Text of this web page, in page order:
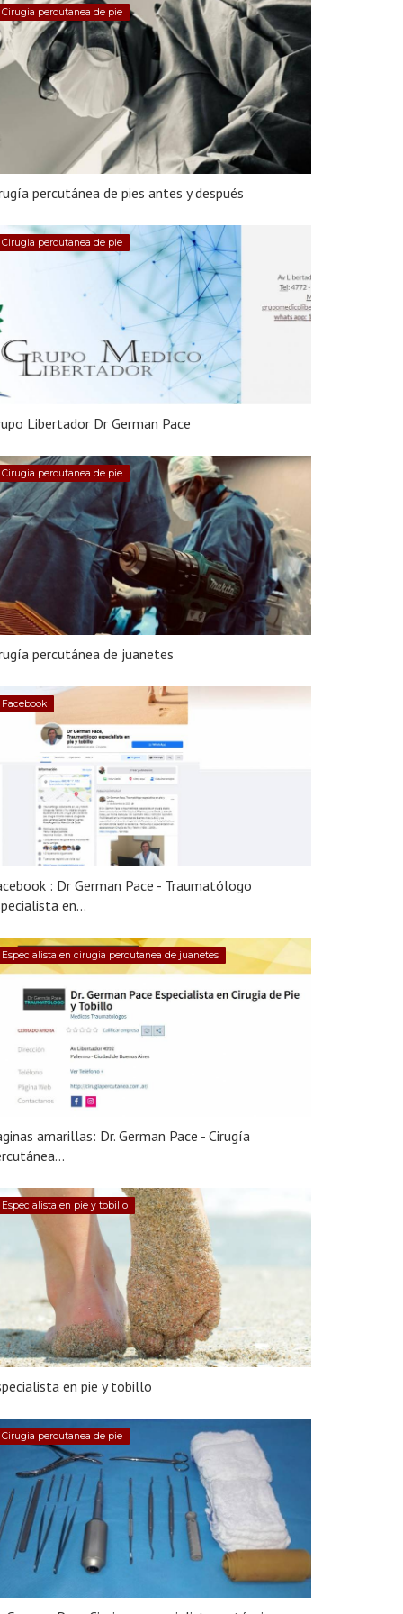
Cirugia percutanea de pie
percutánea de pies antes y después
Cirugia percutanea de pie
Libertador Dr German Pace
Cirugia percutanea de pie
percutánea de juanetes
Facebook
: Dr German Pace - Traumatólogo
en...
Especialista en cirugia percutanea de juanetes
amarillas: Dr. German Pace - Cirugía
Especialista en pie y tobillo
en pie y tobillo
Cirugia percutanea de pie